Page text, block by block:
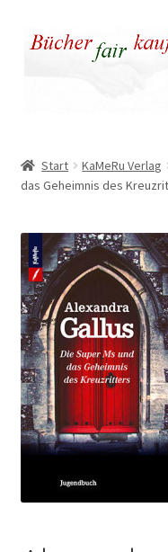
Zur
Navigation
Zum
Inhalt
Kasse
Warenkorb
Warum fair kaufen
Start KaMeRu Verlag
das Geheimnis des